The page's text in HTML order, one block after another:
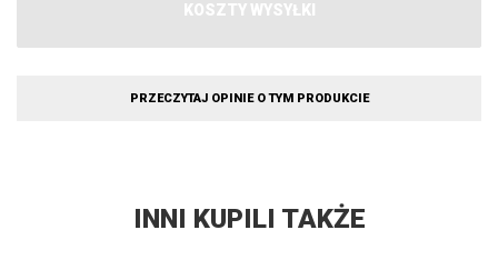
KOSZTY WYSYŁKI
PRZECZYTAJ OPINIE O TYM PRODUKCIE
INNI KUPILI TAKŻE